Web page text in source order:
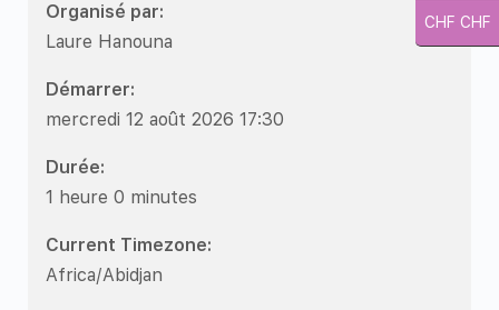
Organisé par:
Laure Hanouna
Démarrer:
mercredi 12 août 2026 17:30
Durée:
1 heure 0 minutes
Current Timezone:
Africa/Abidjan
CHF CHF